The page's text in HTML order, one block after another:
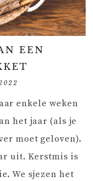
EEN
enkele weken
het jaar (als je
moet geloven).
uit. Kerstmis is
We sjezen het